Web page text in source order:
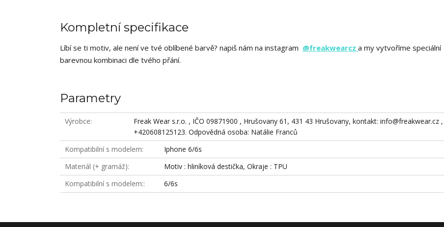
Kompletní specifikace
Líbí se ti motiv, ale není ve tvé oblíbené barvě? napiš nám na instagram @freakwearcz a my vytvoříme speciální
barevnou kombinaci dle tvého přání.
Parametry
Výrobce
Freak Wear s.r.o. , IČO 09871900 , Hrušovany 61, 431 43 Hrušovany, kontakt: info@freakwear.cz ,
+420608125123. Odpovědná osoba: Natálie Franců
Kompatibilní s modelem
Iphone 6/6s
Materiál (+ gramáž)
Motiv : hliníková destička, Okraje : TPU
Kompatibilní s modelem:
6/6s